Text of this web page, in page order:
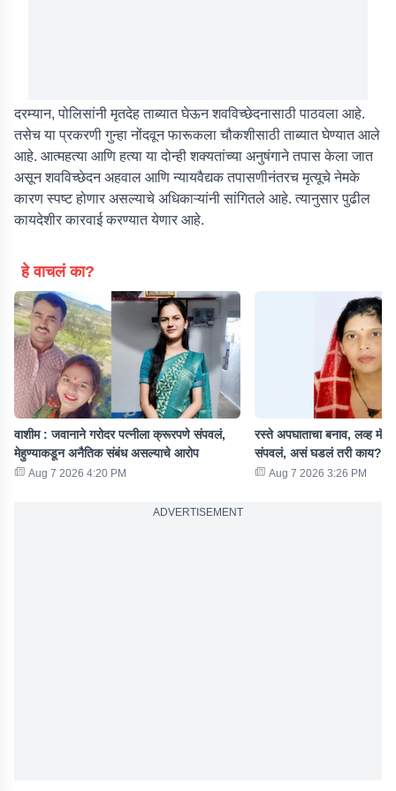
दरम्यान, पोलिसांनी मृतदेह ताब्यात घेऊन शवविच्छेदनासाठी पाठवला आहे.
तसेच या प्रकरणी गुन्हा नोंदवून फारूकला चौकशीसाठी ताब्यात घेण्यात आले
आहे. आत्महत्या आणि हत्या या दोन्ही शक्यतांच्या अनुषंगाने तपास केला जात
असून शवविच्छेदन अहवाल आणि न्यायवैद्यक तपासणीनंतरच मृत्यूचे नेमके
कारण स्पष्ट होणार असल्याचे अधिकाऱ्यांनी सांगितले आहे. त्यानुसार पुढील
कायदेशीर कारवाई करण्यात येणार आहे.
हे वाचलं का?
वाशीम : जवानाने गरोदर पत्नीला क्रूरपणे संपवलं,
मेहुण्याकडून अनैतिक संबंध असल्याचे आरोप
Aug 7 2026 4:20 PM
रस्ते अपघाताचा बनाव, लव्ह
संपवलं, असं घडलं तरी काय?
Aug 7 2026 3:26 PM
ADVERTISEMENT